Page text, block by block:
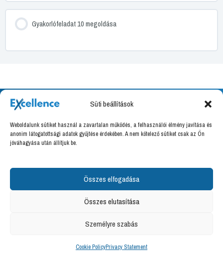
Süti beállítások
Weboldalunk sütiket használ a zavartalan működés, a felhasználói élmény javítása és
anonim látogatottsági adatok gyűjtése érdekében. A nem kötelező sütiket csak az Ön
jóváhagyása után állítjuk be.
Összes elfogadása
Összes elutasítása
Személyre szabás
Cookie PolicyPrivacy Statement
Gyakorlófeladat 10 megoldása
Excellence Training Kft.
8000 Székesfehérvár, Határ utca 16.
Felnőttképzési nyilvántartási szám: B/2020/000094
info@excellence.hu
Copyright © 2026 Excellence Training Kft.
Adatkezelési tájékoztató